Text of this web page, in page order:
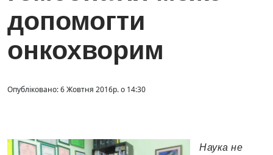
допомогти
онкохворим
Опубліковано: 6 Жовтня 2016р. о 14:30
Наука не